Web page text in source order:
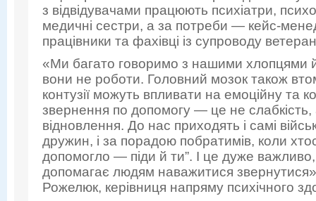
з відвідувачами працюють психіатри,
медичні сестри, а за потреби — кейс-
працівники та фахівці із супроводу
«Ми багато говоримо з нашими хлопцями
вони не роботи. Головний мозок також
контузії можуть впливати на емоційну та
звернення по допомогу — це не
відновлення. До нас приходять і самі
дружин, і за порадою побратимів, коли
допомогло — піди й ти”. І це дуже важливо,
допомагає людям наважитися
Рожелюк, керівниця напряму психічного